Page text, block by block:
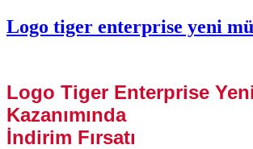
Logo tiger enterprise yeni
Logo Tiger Enterprise
Kazanımında
İndirim Fırsatı